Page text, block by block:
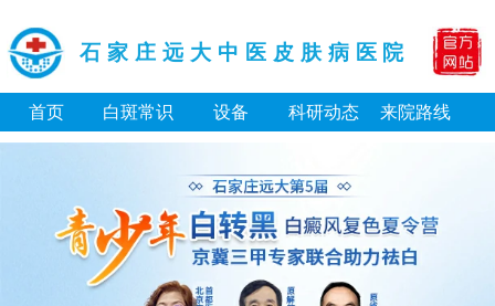
石家庄远大中医皮肤病医院
首页 白斑常识 设备 科研动态 来院路线